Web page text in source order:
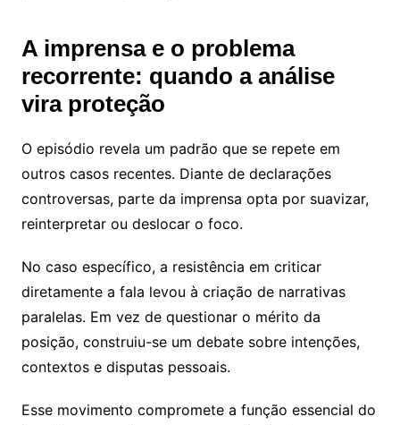
A imprensa e o problema
recorrente: quando a análise
vira proteção
O episódio revela um padrão que se repete em
outros casos recentes. Diante de declarações
controversas, parte da imprensa opta por suavizar,
reinterpretar ou deslocar o foco.
No caso específico, a resistência em criticar
diretamente a fala levou à criação de narrativas
paralelas. Em vez de questionar o mérito da
posição, construiu-se um debate sobre intenções,
contextos e disputas pessoais.
Esse movimento compromete a função essencial do